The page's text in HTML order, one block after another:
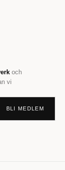
och
vi
BLI MEDLEM